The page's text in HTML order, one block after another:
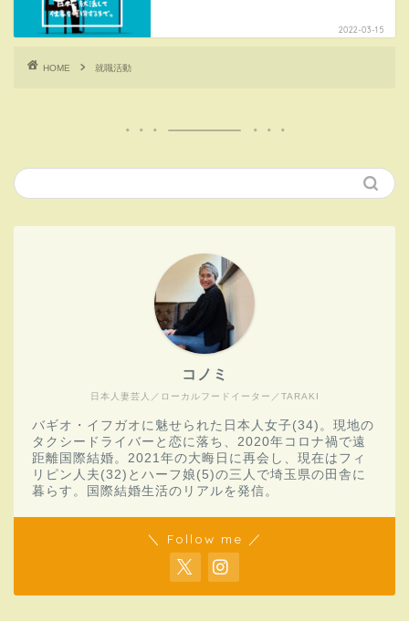
2022-03-15
HOME 就職活動
日本人妻芸人／ローカルフードイーター／TARAKI
コノミ
バギオ・イフガオに魅せられた日本人女子(34)。現地の
タクシードライバーと恋に落ち、2020年コロナ禍で遠
距離国際結婚。2021年の大晦日に再会し、現在はフィ
リピン人夫(32)とハーフ娘(5)の三人で埼玉県の田舎に
暮らす。国際結婚生活のリアルを発信。
＼ Follow me ／